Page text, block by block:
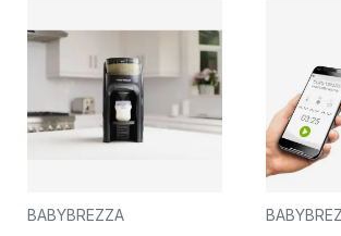
BABYBREZZA